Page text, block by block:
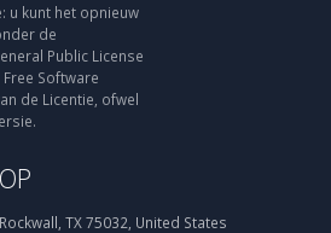
u kunt het opnieuw
de
Public License
Software
de Licentie, ofwel
TX 75032, United States